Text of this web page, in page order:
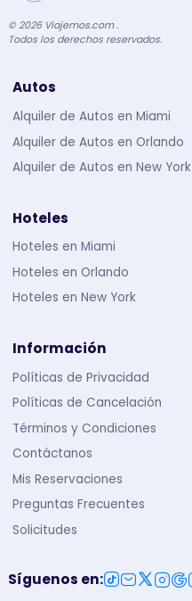
© 2026Viajemos.com .
Todos los derechos reservados.
Autos
Alquiler de Autos en Miami
Alquiler de Autos en Orlando
Alquiler de Autos en New York
Hoteles
Hoteles en Miami
Hoteles en Orlando
Hoteles en New York
Información
Políticas de Privacidad
Políticas de Cancelación
Términos y Condiciones
Contáctanos
Mis Reservaciones
Preguntas Frecuentes
Solicitudes
Síguenos en: